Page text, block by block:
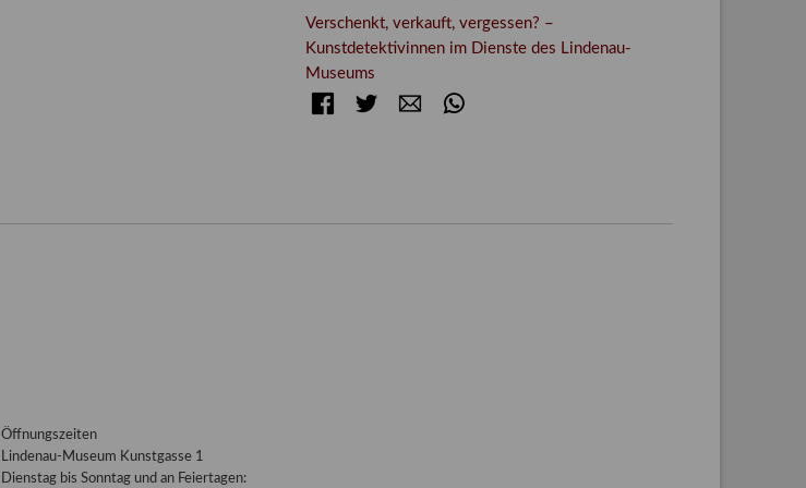
Verschenkt, verkauft, vergessen? –
Kunstdetektivinnen im Dienste des Lindenau-
Museums
FacebookTwitter E-mail
Öffnungszeiten
Lindenau-Museum Kunstgasse 1
Dienstag bis Sonntag und an Feiertagen: